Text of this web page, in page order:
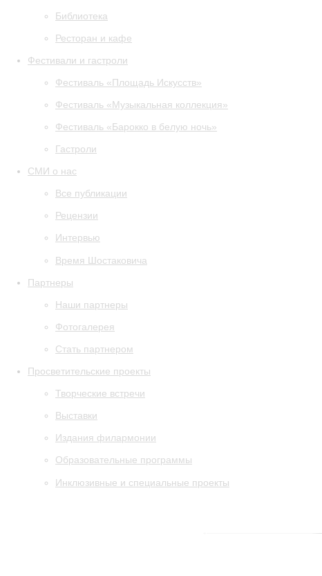
Библиотека
Ресторан и кафе
Фестивали и гастроли
Фестиваль «Площадь Искусств»
Фестиваль «Музыкальная коллекция»
Фестиваль «Барокко в белую ночь»
Гастроли
СМИ о нас
Все публикации
Рецензии
Интервью
Время Шостаковича
Партнеры
Наши партнеры
Фотогалерея
Стать партнером
Просветительские проекты
Творческие встречи
Выставки
Издания филармонии
Образовательные программы
Инклюзивные и специальные проекты